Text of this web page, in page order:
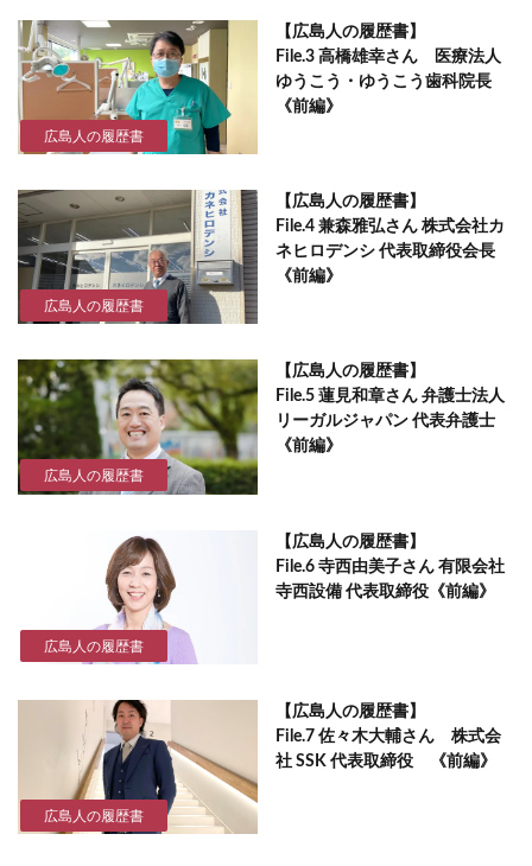
広島人の履歴書
【広島人の履歴書】
File.3 高橋雄幸さん 医療法人
ゆうこう・ゆうこう歯科院長
《前編》
広島人の履歴書
【広島人の履歴書】
File.4 兼森雅弘さん 株式会社カ
ネヒロデンシ 代表取締役会長
《前編》
広島人の履歴書
【広島人の履歴書】
File.5 蓮見和章さん 弁護士法人
リーガルジャパン 代表弁護士
《前編》
広島人の履歴書
【広島人の履歴書】
File.6 寺西由美子さん 有限会社
寺西設備 代表取締役《前編》
広島人の履歴書
【広島人の履歴書】
File.7 佐々木大輔さん 株式会
社 SSK 代表取締役 《前編》